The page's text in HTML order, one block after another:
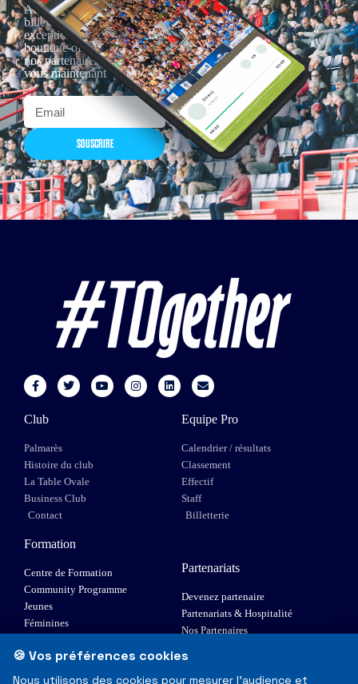
Actualités, nouveautés,
billetterie, remises
exceptionnelles dans la
boutique officielles & chez
nos partenaires… Inscrivez-
vous maintenant
SOUSCRIRE
Club
Palmarès
Histoire du club
La Table Ovale
Business Club
Contact
Equipe Pro
Calendrier / résultats
Classement
Effectif
Staff
Billetterie
Formation
Centre de Formation
Community Programme
Jeunes
Féminines
Elite 1
Partenariats
Devenez partenaire
Partenariats & Hospitalité
Nos Partenaires
🍪 Vos préférences cookies
Nous utilisons des cookies pour mesurer l'audience et